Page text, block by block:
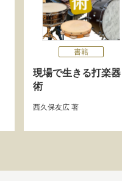
書籍
現場で生きる打楽器
術
西久保友広 著